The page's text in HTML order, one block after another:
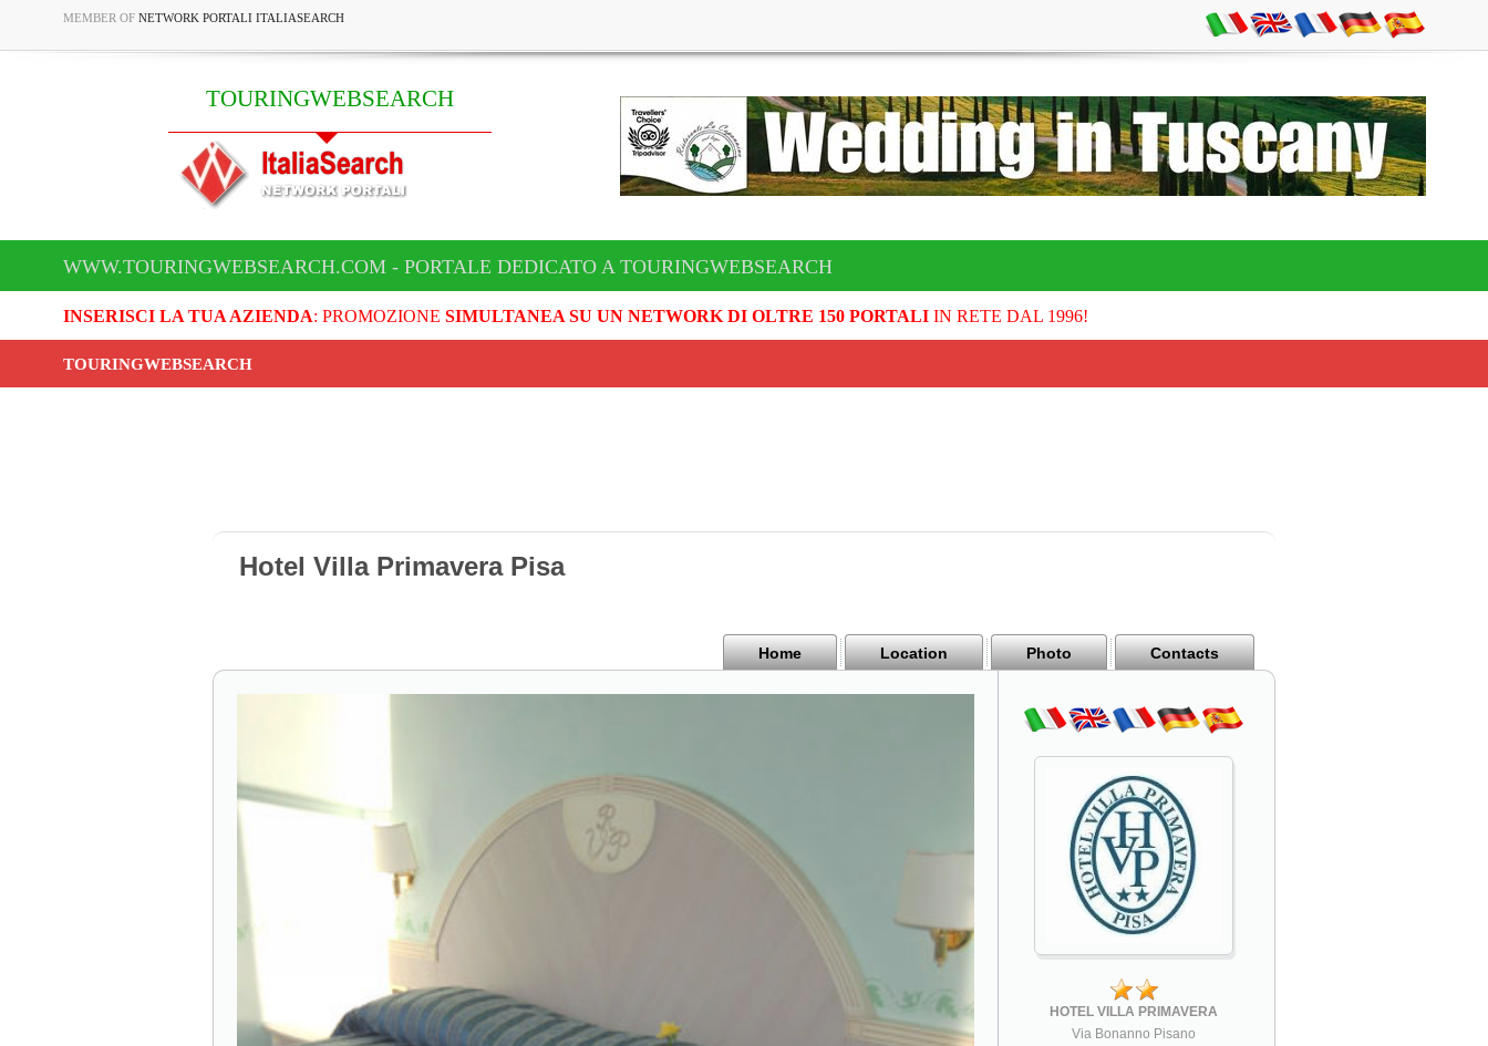
MEMBER OF NETWORK PORTALI ITALIASEARCH
TOURINGWEBSEARCH
WWW.TOURINGWEBSEARCH.COM - PORTALE DEDICATO A TOURINGWEBSEARCH
INSERISCI LA TUA AZIENDA: PROMOZIONE SIMULTANEA SU UN NETWORK DI OLTRE 150 PORTALIIN RETE DAL 1996!
TOURINGWEBSEARCH
Hotel Villa Primavera Pisa
Home Location Photo Contacts
HOTEL VILLA PRIMAVERA
Via Bonanno Pisano